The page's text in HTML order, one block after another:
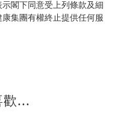
閣下同意受上列條款及細
集團有權終止提供任何服
...